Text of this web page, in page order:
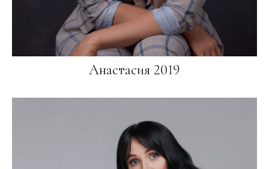
Анастасия 2019